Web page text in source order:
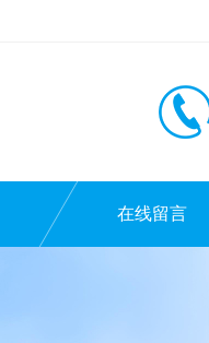
在线留言